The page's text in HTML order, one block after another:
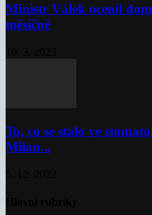
Ministr Válek ocenil
měsíčně
To, co se stalo ve
Milan...